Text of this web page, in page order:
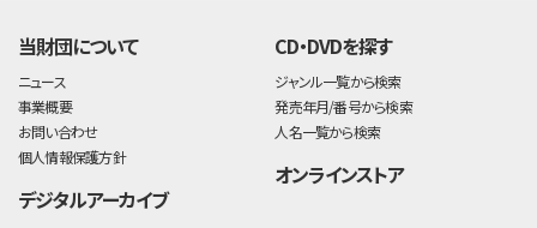
当財団について
ニュース
事業概要
お問い合わせ
個人情報保護方針
デジタルアーカイブ
CD・DVDを探す
ジャンル一覧から検索
発売年月/番号から検索
人名一覧から検索
オンラインストア